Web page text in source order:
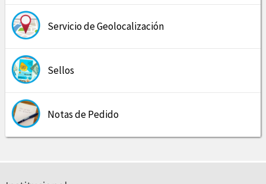
Servicio de Geolocalización
Sellos
Notas de Pedido